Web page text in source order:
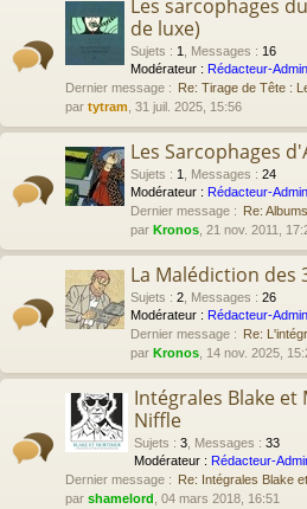
Les sarcophages
de luxe)
Sujets : 1 Messages : 16
Modérateur : Rédacteur-
Dernier message : Re: Tirage de Tête :
par tytram , 31 juil. 2025, 15:56
Les Sarcophages
Sujets : 1 Messages : 24
Modérateur : Rédacteur-
Dernier message : Re:
par Kronos , 21 nov. 2011,
La Malédiction des
Sujets : 2 Messages : 26
Modérateur : Rédacteur-
Dernier message : Re:
par Kronos , 14 nov. 2025,
Intégrales Blake
Niffle
Sujets : 3 Messages : 33
Modérateur : Rédacteur-
Dernier message : Re: Intégrales Blake
par shamelord , 04 mars 2018, 16:51